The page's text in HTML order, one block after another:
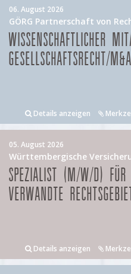
06. August 2026
GÖRG Partnerschaft von
WISSENSCHAFTLICHER
Details anzeigen
05. August 2026
Württembergische
SPEZIALIST (M/W/D) FÜR
VERWANDTE
Details anzeigen